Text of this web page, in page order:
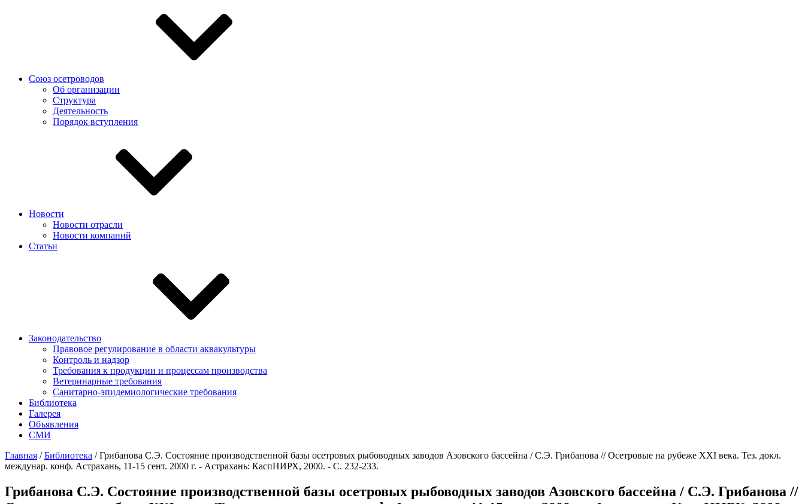
Союз осетроводов
Об организации
Структура
Деятельность
Порядок вступления
Новости
Новости отрасли
Новости компаний
Статьи
Законодательство
Правовое регулирование в области аквакультуры
Контроль и надзор
Требования к продукции и процессам производства
Ветеринарные требования
Санитарно-эпидемиологические требования
Библиотека
Галерея
Объявления
СМИ
Главная /Библиотека /Грибанова С.Э. Состояние производственной базы осетровых рыбоводных заводов Азовского бассейна / С.Э. Грибанова // Осетровые на рубеже XXI века. Тез. докл.
междунар. конф. Астрахань, 11-15 сент. 2000 г. - Астрахань: КаспНИРХ, 2000. - С. 232-233.
Грибанова С.Э. Состояние производственной базы осетровых рыбоводных заводов Азовского бассейна / С.Э. Грибанова //